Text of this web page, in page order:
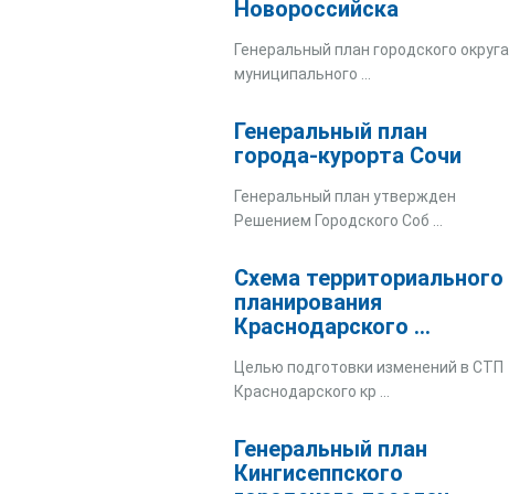
Новороссийска
Генеральный план городского округа
муниципального ...
Генеральный план
города-курорта Сочи
Генеральный план утвержден
Решением Городского Соб ...
Схема территориального
планирования
Краснодарского ...
Целью подготовки изменений в СТП
Краснодарского кр ...
Генеральный план
Кингисеппского